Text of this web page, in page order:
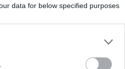
data for below specified purposes
homografów;